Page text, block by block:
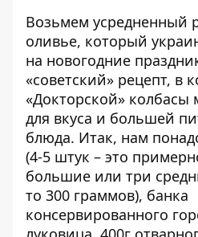
Возьмем усредненный
оливье, который
на новогодние
«советский» рецепт, в
«Докторской»
для вкуса и большей
блюда. Итак, нам
(4-5 штук – это
большие или три
то 300 граммов), банка
консервированного